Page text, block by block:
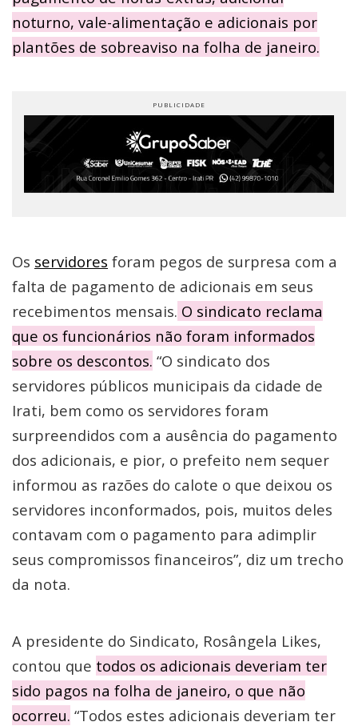
noturno, vale-alimentação e adicionais por
plantões de sobreaviso na folha de janeiro.
Os servidores foram pegos de surpresa com a
falta de pagamento de adicionais em seus
recebimentos mensais. O sindicato reclama
que os funcionários não foram informados
sobre os descontos. “O sindicato dos
servidores públicos municipais da cidade de
Irati, bem como os servidores foram
surpreendidos com a ausência do pagamento
dos adicionais, e pior, o prefeito nem sequer
informou as razões do calote o que deixou os
servidores inconformados, pois, muitos deles
contavam com o pagamento para adimplir
seus compromissos financeiros”, diz um trecho
da nota.
A presidente do Sindicato, Rosângela Likes,
contou que todos os adicionais deveriam ter
sido pagos na folha de janeiro, o que não
ocorreu. “Todos estes adicionais deveriam ter